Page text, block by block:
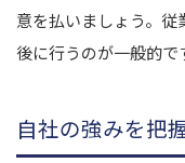
意を払いましょう。
後に行うのが一般的で
自社の強みを把